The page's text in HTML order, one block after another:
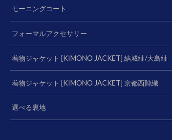
モーニングコート
フォーマルアクセサリー
着物ジャケット [KIMONO JACKET] 結城紬/大島紬
着物ジャケット [KIMONO JACKET] 京都西陣織
選べる裏地